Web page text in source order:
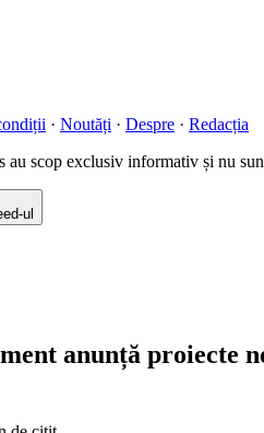
· Noutăți · Despre · Redacția
au scop exclusiv informativ și nu
ul
anunță proiecte